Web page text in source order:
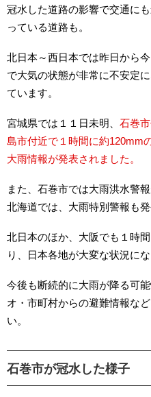
冠水した道路の影響で交通に
っている道路も。
北日本～西日本では昨日から
で大気の状態が非常に不安定
ています。
宮城県では１１日未明、 石巻
島市付近で１時間に約120mm
大雨情報が発表されました。
また、石巻市では大雨洪水警報
北海道では、大雨特別警報も発
北日本のほか、大阪でも１時
り、日本各地が大変な状況にな
今後も断続的に大雨が降る可
オ・市町村からの避難情報な
い。
石巻市が冠水した様子